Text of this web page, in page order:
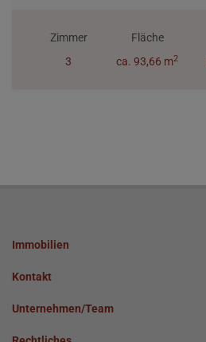
Zimmer
3
Fläche
ca. 93,66 m2
Immobilien
Kontakt
Unternehmen/Team